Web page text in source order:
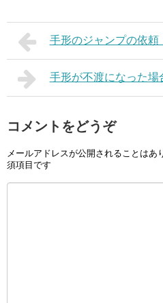
手形のジャンプの依頼
手形が不渡になった場
コメントをどうぞ
メールアドレスが公開されることはあ
須項目です